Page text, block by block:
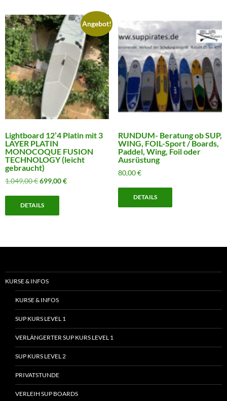
Angebot!
Lightboard 12’4 Platin mit 3
LAYER PLATIN
MONOCOQUE FUSION
TECHNOLOGY (leicht
gebraucht)
1.049,00€Ursprünglicher
699,00€Aktueller
DETAILS
RUNDUM- Beratung ob SUP,
WING, FOIL-Sport / Boards,
Paddel, Wing, Foil oder
Ausrüstung
80,00€
DETAILS
KURSE & INFOS
KURSE & INFOS
SUP KURS LEVEL 1
VERLÄNGERTER SUP KURS LEVEL 1
SUP KURS LEVEL 2
PRIVATSTUNDE
VERLEIH SUP BOARDS